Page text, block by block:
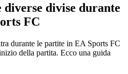
diverse divise durante
FC
durante le partite in EA Sports FC
della partita. Ecco una guida